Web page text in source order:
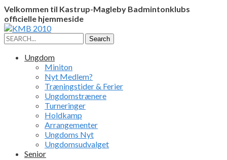
Velkommen til Kastrup-Magleby Badmintonklubs
officielle hjemmeside
Facebook
Profile
Instagram
Profile
Search
for:
Search
Ungdom
Miniton
Nyt Medlem?
Træningstider & Ferier
Ungdomstrænere
Turneringer
Holdkamp
Arrangementer
Ungdoms Nyt
Ungdomsudvalget
Senior